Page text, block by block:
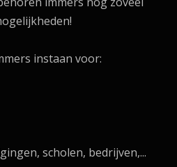
instaan voor:
scholen, bedrijven,...